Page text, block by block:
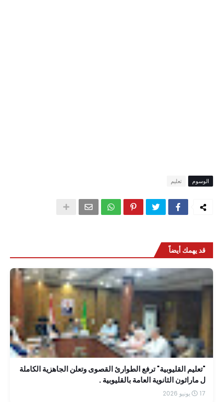
الوسوم تعليم
قد يهمك أيضاً
"تعليم القليوبية" ترفع الطوارئ القصوى وتعلن الجاهزية الكاملة
ل ماراثون الثانوية العامة بالقليوبية .
17 يونيو 2026